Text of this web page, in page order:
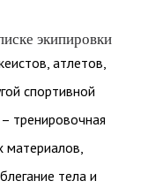
экипировки
атлетов,
спортивной
тренировочная
материалов,
тела и